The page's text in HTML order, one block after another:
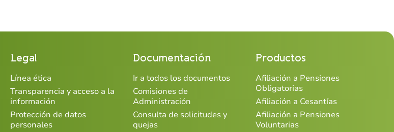
Legal
Línea ética
Transparencia y acceso a la
información
Protección de datos
personales
Documentación
Ir a todos los documentos
Comisiones de
Administración
Consulta de solicitudes y
quejas
Productos
Afiliación a Pensiones
Obligatorias
Afiliación a Cesantías
Afiliación a Pensiones
Voluntarias